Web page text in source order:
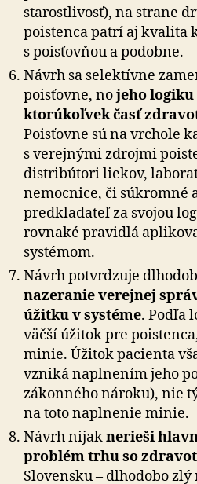
starostlivosť), na strane
poistenca patrí aj kvalita
s poisťovňou a podobne.
Návrh sa selektívne
poisťovne, nojeho
ktorúkoľvek časť
Poisťovne sú na vrchole
s verejnými zdrojmi
distribútori liekov,
nemocnice, či súkromné
predkladateľ za svojou
rovnaké pravidlá
systémom.
Návrh potvrdzuje
nazeranie verejnej
úžitku v systéme. Podľa
väčší úžitok pre
minie. Úžitok pacienta
vzniká naplnením jeho
zákonného nároku), nie
na toto naplnenie minie.
Návrh nijaknerieši
problém trhu so
Slovensku – dlhodobo zlý